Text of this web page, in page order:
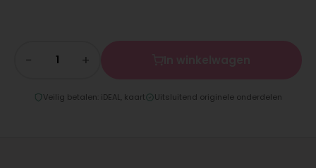
− +
Veilig betalen: iDEAL, kaart Uitsluitend originele onderdelen